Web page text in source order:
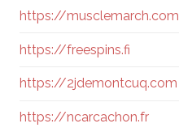
https://musclemarch.com
https://freespins.fi
https://2jdemontcuq.com
https://ncarcachon.fr